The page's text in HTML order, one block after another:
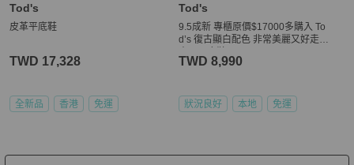
Tod's
皮革平底鞋
TWD 17,328
全新品 香港 免運
Tod's
9.5成新 專櫃原價$17000多購入 To
d’s 復古顯白配色 非常美麗又好走的✨
TWD 8,990
狀況良好 本地 免運